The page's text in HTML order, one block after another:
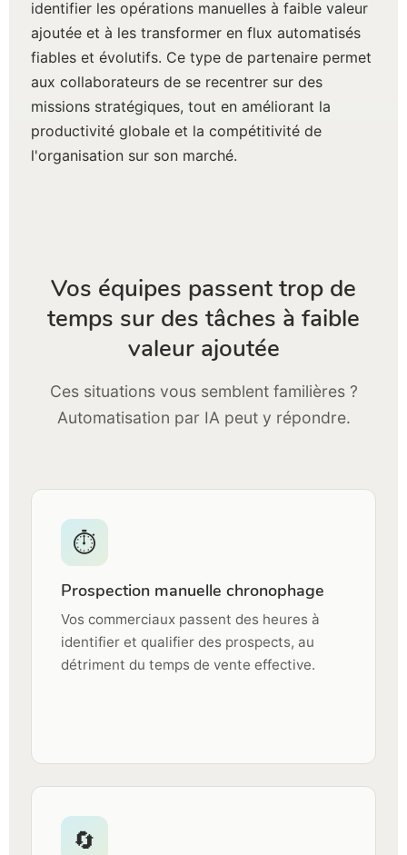
identifier les opérations manuelles à faible valeur
ajoutée et à les transformer en flux automatisés
fiables et évolutifs. Ce type de partenaire permet
aux collaborateurs de se recentrer sur des
missions stratégiques, tout en améliorant la
productivité globale et la compétitivité de
l'organisation sur son marché.
Vos équipes passent trop de
temps sur des tâches à faible
valeur ajoutée
Ces situations vous semblent familières ?
Automatisation par IA peut y répondre.
⏱
Prospection manuelle chronophage
Vos commerciaux passent des heures à
identifier et qualifier des prospects, au
détriment du temps de vente effective.
🔄